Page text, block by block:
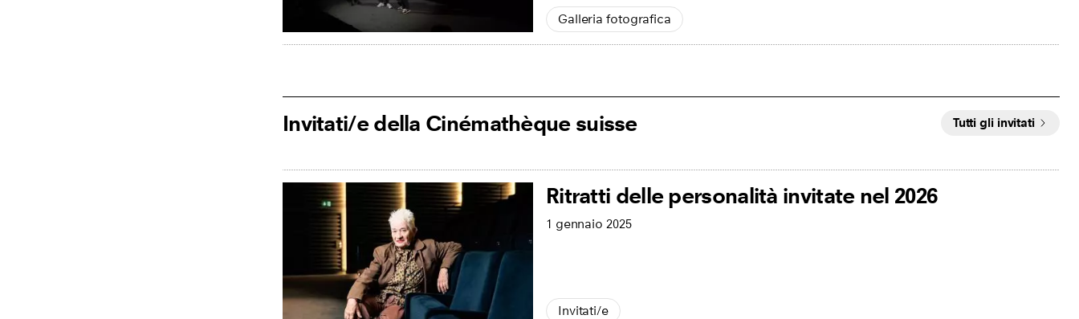
Galleria fotografica
Invitati/e della Cinémathèque suisse Tutti gli invitati
Ritratti delle personalità invitate nel 2026
1 gennaio 2025
Invitati/e